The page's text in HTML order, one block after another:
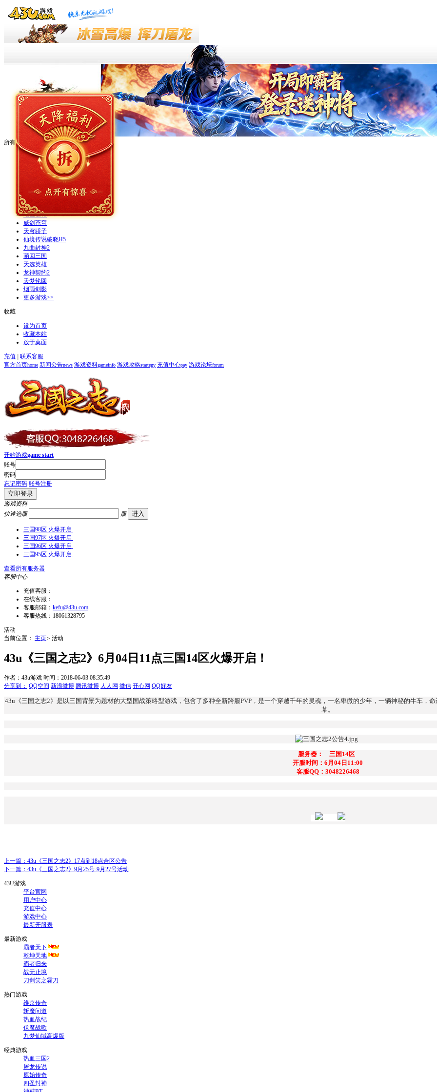
所有游戏
幽蓝边境
仙灵修真
龙域世界
无双屠龙
五岳乾坤
九界降魔
绝世秘籍
威剑苍穹
天穹骄子
仙境传说破晓H5
九曲封神2
萌回三国
天选英雄
龙神契约2
天梦轮回
烟雨剑影
更多游戏>>
收藏
设为首页
收藏本站
放于桌面
充值
联系客服
官方首页home 新闻公告news 游戏资料gameinfo 游戏攻略startegy 充值中心pay 游戏论坛forum
开始游戏game start
账号
密码
忘记密码 账号注册
立即登录
游戏资料
快速选服
服 进入
三国98区 火爆开启
三国97区 火爆开启
三国96区 火爆开启
三国95区 火爆开启
查看所有服务器
客服中心
充值客服：
在线客服：
客服邮箱： kefu@43u.com
客服热线：18061328795
活动
当前位置： 主页> 活动
43u《三国之志2》6月04日11点三国14区火爆开启！
作者：43u游戏 时间：2018-06-03 08:35:49
分享到： QQ空间 新浪微博 腾讯微博 人人网 微信 开心网 QQ好友
43u《三国之志2》是以三国背景为题材的大型国战策略型游戏，包含了多种全新跨服PVP，是一个穿越千年的灵魂，一名卑微的少年，一辆神秘的牛车，
幕。
服务器： 三国14区
开服时间：6月04日11:00
客服QQ：3048226468
上一篇： 43u《三国之志2》17点到18点合区公告
下一篇： 43u《三国之志2》9月25号-9月27号活动
43U游戏
平台官网
用户中心
充值中心
游戏中心
最新开服表
最新游戏
霸者天下
乾坤天地
霸者归来
战无止境
刀剑笑之霸刀
热门游戏
维京传奇
斩魔问道
热血战纪
伏魔战歌
九梦仙域高爆版
经典游戏
热血三国2
屠龙传说
原始传奇
四圣封神